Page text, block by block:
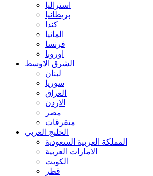
استراليا
بريطانيا
كندا
المانيا
فرنسا
اوروبا
الشرق الاوسط
لبنان
سوريا
العراق
الاردن
مصر
متفرقات
الخليج العربي
المملكة العربية السعودية
الامارات العربية
الكويت
قطر